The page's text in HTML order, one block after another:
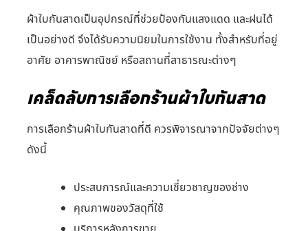
ผ้าใบกันสาดเป็นอุปกรณ์ที่ช่วยป้องกันแสงแดด และฝนได้
เป็นอย่างดี จึงได้รับความนิยมในการใช้งาน ทั้งสำหรับที่อยู่
อาศัย อาคารพาณิชย์ หรือสถานที่สาธารณะต่างๆ
เคล็ดลับการเลือกร้านผ้าใบกันสาด
การเลือกร้านผ้าใบกันสาดที่ดี ควรพิจารณาจากปัจจัยต่างๆ
ดังนี้
ประสบการณ์และความเชี่ยวชาญของช่าง
คุณภาพของวัสดุที่ใช้